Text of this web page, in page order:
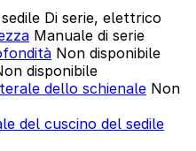
Di serie, elettrico
Manuale di serie
Non disponibile
disponibile
dello schienale Non
del cuscino del sedile